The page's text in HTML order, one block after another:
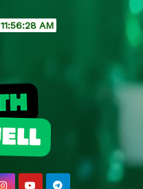
11:56:29 AM